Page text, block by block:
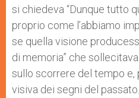
si chiedeva “Dunque tutto
proprio come l’abbiamo
se quella visione
di memoria” che
sullo scorrere del tempo e,
visiva dei segni del